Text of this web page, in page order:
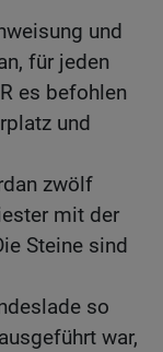
und
für jeden
es befohlen
und
zwölf
mit der
Steine sind
so
war,